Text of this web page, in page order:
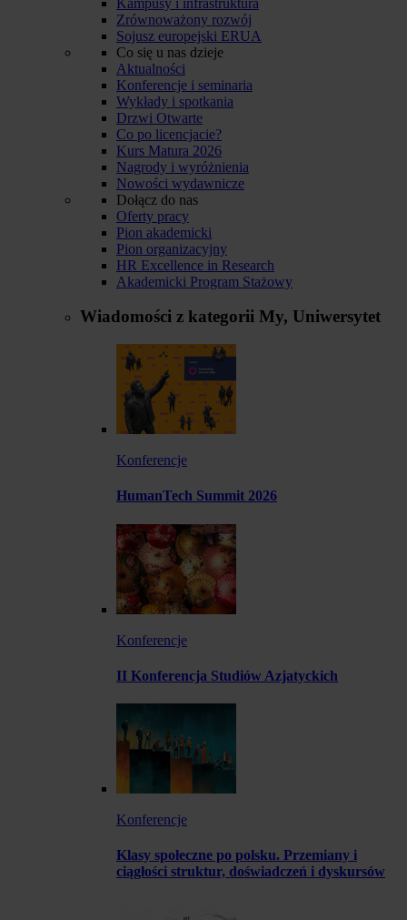
Zrównoważony rozwój
Sojusz europejski ERUA
Co się u nas dzieje
Aktualności
Konferencje i seminaria
Wykłady i spotkania
Drzwi Otwarte
Co po licencjacie?
Kurs Matura 2026
Nagrody i wyróżnienia
Nowości wydawnicze
Dołącz do nas
Oferty pracy
Pion akademicki
Pion organizacyjny
HR Excellence in Research
Akademicki Program Stażowy
Wiadomości z kategorii My, Uniwersytet
Konferencje
HumanTech Summit 2026
Konferencje
II Konferencja Studiów Azjatyckich
Konferencje
Klasy społeczne po polsku. Przemiany i
ciągłości struktur, doświadczeń i dyskursów